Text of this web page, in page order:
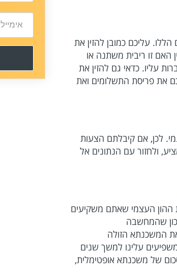
עליכם כמובן להזין את
האם זו ריבית משתנה או
עליו. כדאי גם להזין את
את פריסת התשלומים ואת
לכן, אם קיבלתם הצעות
ולחזור עם הנתונים אל
ההון העצמי שאתם משקיעים
שהמחשבה
המשכנתא הזולה
עלינו למשך שנים
של משכנתא אופטימלית,